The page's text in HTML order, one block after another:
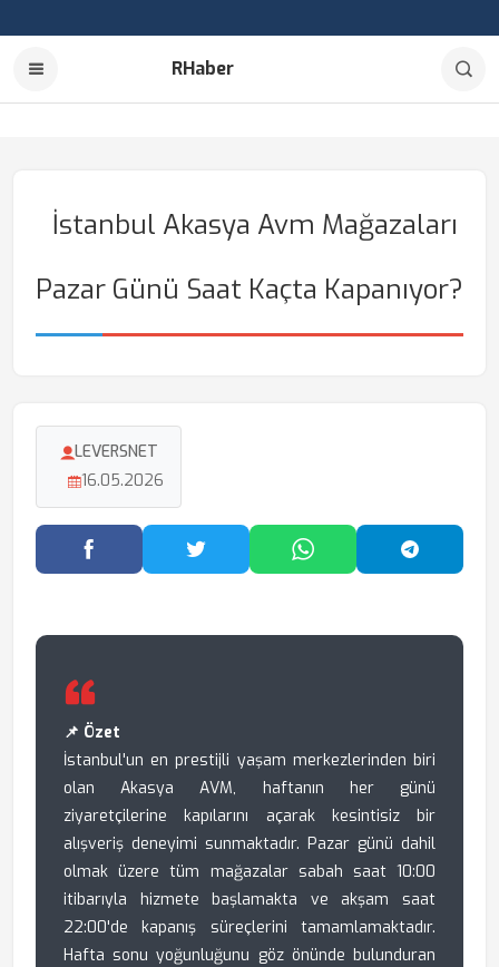
RHaber
İstanbul Akasya Avm Mağazaları
Pazar Günü Saat Kaçta Kapanıyor?
LEVERSNET
16.05.2026
Facebook'ta PaylaşTwitter'da PaylaşWhatsApp'ta Paylaş
📌 Özet
İstanbul'un en prestijli yaşam merkezlerinden biri
olan Akasya AVM, haftanın her günü
ziyaretçilerine kapılarını açarak kesintisiz bir
alışveriş deneyimi sunmaktadır. Pazar günü dahil
olmak üzere tüm mağazalar sabah saat 10:00
itibarıyla hizmete başlamakta ve akşam saat
22:00'de kapanış süreçlerini tamamlamaktadır.
Hafta sonu yoğunluğunu göz önünde bulunduran